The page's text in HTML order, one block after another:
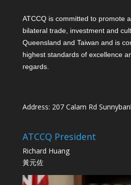
ATCCQ is committed to promote
bilateral trade, investment and
Queensland and Taiwan and is
highest standards of excellence
regards.
Address: 207 Calam Rd
ATCCQ President
Richard Huang
黃元佐